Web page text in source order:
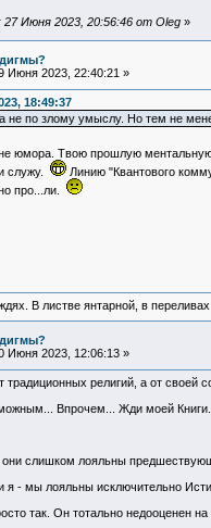
27 Июня 2023, 20:56:46 от Oleg»
Июня 2023, 22:40:21 »
18:49:37
а не по злому умыслу. Но тем не
юмора. Твою прошлую
служу.
Линию "Квантового
про...ли.
В листве янтарной, в
Июня 2023, 12:06:13 »
религий, а от своей
Впрочем... Жди моей Книги.
слишком лояльны
я - мы лояльны исключительно
так. Он тотально недооценен